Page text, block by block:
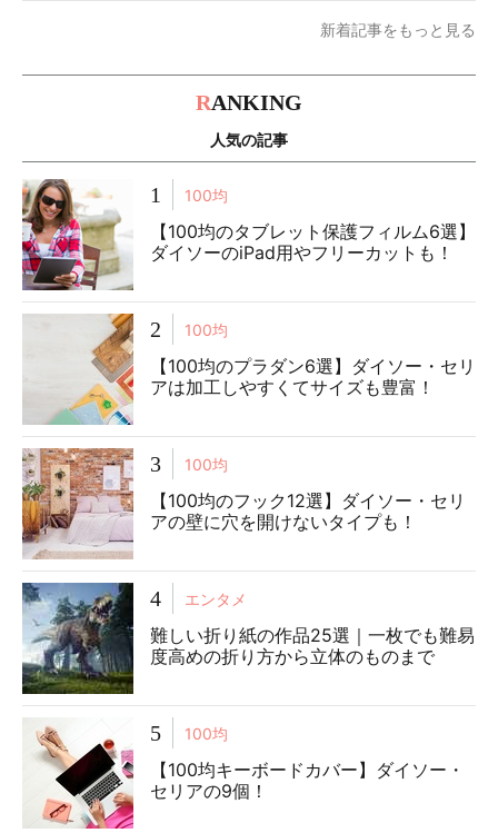
新着記事をもっと見る
RANKING
人気の記事
1 100均
【100均のタブレット保護フィルム6選】
ダイソーのiPad用やフリーカットも！
2 100均
【100均のプラダン6選】ダイソー・セリ
アは加工しやすくてサイズも豊富！
3 100均
【100均のフック12選】ダイソー・セリ
アの壁に穴を開けないタイプも！
4 エンタメ
難しい折り紙の作品25選｜一枚でも難易
度高めの折り方から立体のものまで
5 100均
【100均キーボードカバー】ダイソー・
セリアの9個！